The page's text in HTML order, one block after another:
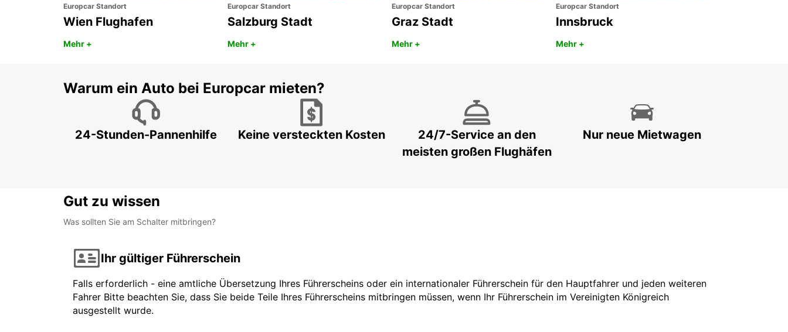
Europcar Standort
Wien Flughafen
Mehr +
Europcar Standort
Salzburg Stadt
Mehr +
Europcar Standort
Graz Stadt
Mehr +
Europcar Standort
Innsbruck
Mehr +
Warum ein Auto bei Europcar mieten?
24-Stunden-Pannenhilfe Keine versteckten Kosten
24/7-Service an den
meisten großen Flughäfen
Nur neue Mietwagen
Gut zu wissen
Was sollten Sie am Schalter mitbringen?
Ihr gültiger Führerschein
Falls erforderlich - eine amtliche Übersetzung Ihres Führerscheins oder ein internationaler Führerschein für den Hauptfahrer und jeden weiteren
Fahrer Bitte beachten Sie, dass Sie beide Teile Ihres Führerscheins mitbringen müssen, wenn Ihr Führerschein im Vereinigten Königreich
ausgestellt wurde.